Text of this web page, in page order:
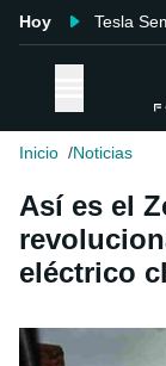
Hoy Tesla
Inicio Noticias
Así es el
eléctrico